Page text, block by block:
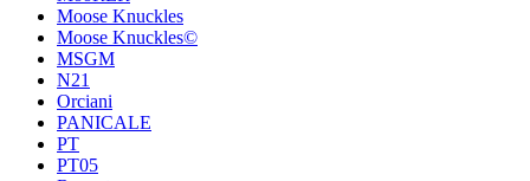
Moose Knuckles
Moose Knuckles©️
MSGM
N21
Orciani
PANICALE
PT
PT05